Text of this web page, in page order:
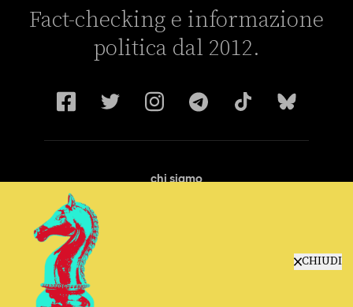
CHIUDI
Fact-checking e informazione
politica dal 2012.
chi siamo